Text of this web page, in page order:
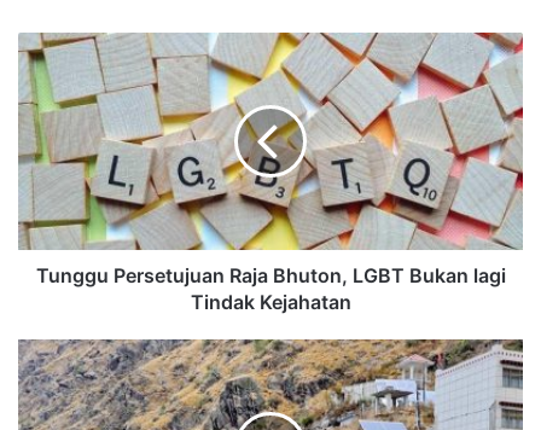
Tunggu Persetujuan Raja Bhuton, LGBT Bukan lagi
Tindak Kejahatan